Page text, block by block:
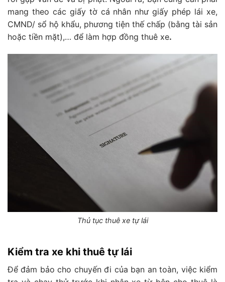
mang theo các giấy tờ cá nhân như giấy phép lái xe,
CMND/ sổ hộ khẩu, phương tiện thế chấp (bằng tài sản
hoặc tiền mặt),… để làm hợp đồng thuê xe.
Thủ tục thuê xe tự lái
Kiểm tra xe khi thuê tự lái
Để đảm bảo cho chuyến đi của bạn an toàn, việc kiểm